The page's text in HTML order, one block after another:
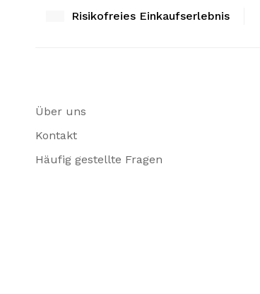
Risikofreies Einkaufserlebnis
Über uns
Kontakt
Häufig gestellte Fragen